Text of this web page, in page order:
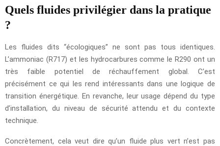
Quels fluides privilégier dans la pratique
?
Les fluides dits “écologiques” ne sont pas tous identiques.
L’ammoniac (R717) et les hydrocarbures comme le R290 ont un
très faible potentiel de réchauffement global. C’est
précisément ce qui les rend intéressants dans une logique de
transition énergétique. En revanche, leur usage dépend du type
d’installation, du niveau de sécurité attendu et du contexte
technique.
Concrètement, cela veut dire qu’un fluide plus vert n’est pas